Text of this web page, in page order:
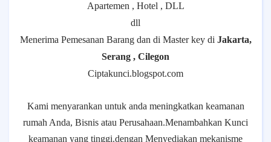
Apartemen , Hotel , DLL
dll
Menerima Pemesanan Barang dan di Master key di Jakarta,
Serang , Cilegon
Ciptakunci.blogspot.com
Kami menyarankan untuk anda meningkatkan keamanan
rumah Anda, Bisnis atau Perusahaan.Menambahkan Kunci
keamanan yang tinggi.dengan Menyediakan mekanisme